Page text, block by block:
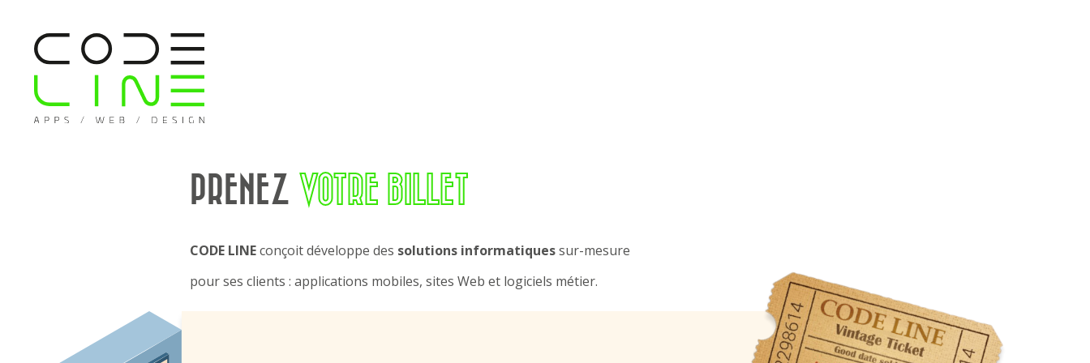
PRENEZ VOTRE BILLET
CODE LINEconçoit développe des solutions informatiquessur-mesure
pour ses clients : applications mobiles, sites Web et logiciels métier.